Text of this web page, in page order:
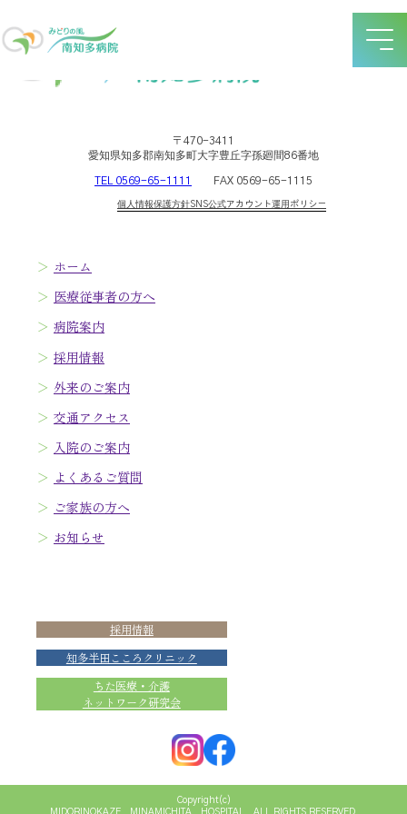
〒 470-3411
愛知県知多郡南知多町大字豊丘字孫廻間86番地
TEL 0569-65-1111 FAX 0569-65-1115
個人情報保護方針SNS公式アカウント運用ポリシー
ホーム
医療従事者の方へ
病院案内
採用情報
外来のご案内
交通アクセス
入院のご案内
よくあるご質問
ご家族の方へ
お知らせ
採用情報
知多半田こころクリニック
ちた医療・介護
ネットワーク研究会
Copyright(c)
MIDORINOKAZE MINAMICHITA HOSPITAL ALL RIGHTS RESERVED.